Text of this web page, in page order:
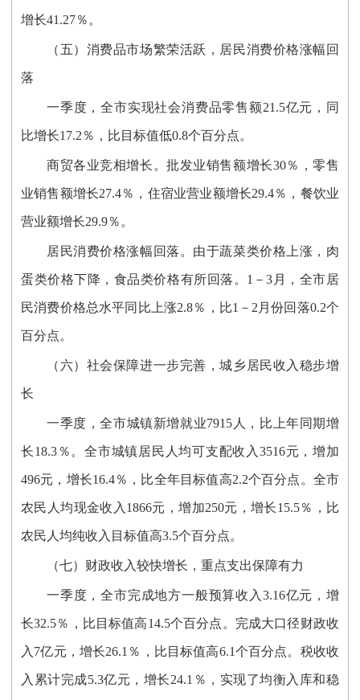
增长41.27％。
（五）消费品市场繁荣活跃，居民消费价格涨幅回
落
一季度，全市实现社会消费品零售额21.5亿元，同
比增长17.2％，比目标值低0.8个百分点。
商贸各业竞相增长。批发业销售额增长30％，零售
业销售额增长27.4％，住宿业营业额增长29.4％，餐饮业
营业额增长29.9％。
居民消费价格涨幅回落。由于蔬菜类价格上涨，肉
蛋类价格下降，食品类价格有所回落。1－3月，全市居
民消费价格总水平同比上涨2.8％，比1－2月份回落0.2个
百分点。
（六）社会保障进一步完善，城乡居民收入稳步增
长
一季度，全市城镇新增就业7915人，比上年同期增
长18.3％。全市城镇居民人均可支配收入3516元，增加
496元，增长16.4％，比全年目标值高2.2个百分点。全市
农民人均现金收入1866元，增加250元，增长15.5％，比
农民人均纯收入目标值高3.5个百分点。
（七）财政收入较快增长，重点支出保障有力
一季度，全市完成地方一般预算收入3.16亿元，增
长32.5％，比目标值高14.5个百分点。完成大口径财政收
入7亿元，增长26.1％，比目标值高6.1个百分点。税收收
入累计完成5.3亿元，增长24.1％，实现了均衡入库和稳